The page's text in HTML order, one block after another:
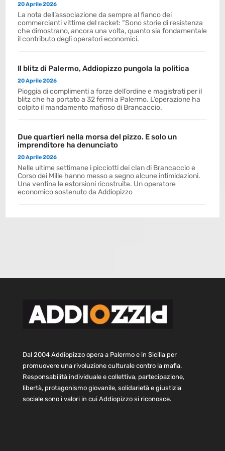
20 Aprile 2026
La nota dell’associazione da sempre al fianco dei
commercianti vittime del racket: “Sono storie di resistenza
che dimostrano, ancora una volta, quanto sia fondamentale
il contributo degli operatori economici.
Il blitz di Palermo, Addiopizzo pungola la politica
20 Aprile 2026
Pioggia di complimenti a forze dell’ordine e magistrati per il
blitz che ha portato a 32 fermi a Palermo. L’operazione ha
colpito il mandamento mafioso di Brancaccio.
Due quartieri nella morsa del pizzo. E solo un
imprenditore ha denunciato
20 Aprile 2026
Nelle ultime settimane i picciotti dei clan di Brancaccio e
Corso dei Mille hanno messo a segno alcune intimidazioni.
Una ventina le estorsioni ricostruite. Un operatore
economico sostenuto da Addiopizzo
Dal 2004 Addiopizzo opera a Palermo e in Sicilia per
promuovere una rivoluzione culturale contro la mafia.
Responsabilità individuale e collettiva, partecipazione,
libertà, protagonismo giovanile, solidarietà e giustizia
sociale sono i valori in cui Addiopizzo si riconosce.